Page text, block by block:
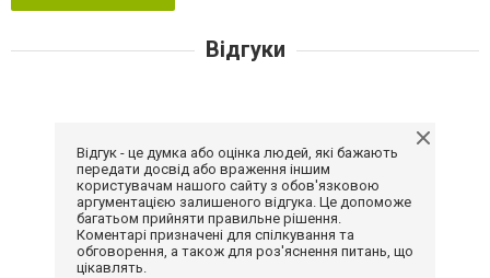
Відгуки
Відгук - це думка або оцінка людей, які бажають
передати досвід або враження іншим
користувачам нашого сайту з обов'язковою
аргументацією залишеного відгука. Це допоможе
багатьом прийняти правильне рішення.
Коментарі призначені для спілкування та
обговорення, а також для роз'яснення питань, що
цікавлять.